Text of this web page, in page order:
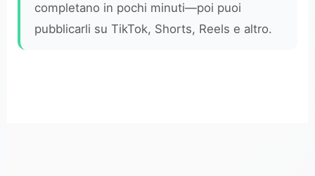
completano in pochi minuti—poi puoi
pubblicarli su TikTok, Shorts, Reels e altro.